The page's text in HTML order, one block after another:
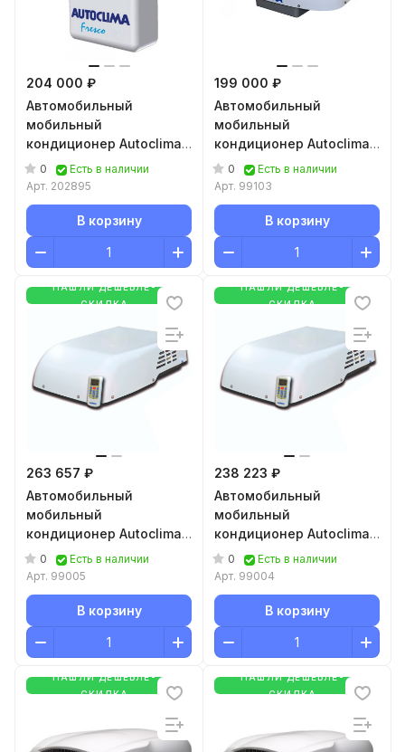
204 000 ₽
Автомобильный
мобильный
кондиционер Autoclima
Fresco 5000 Back 24В
0
Есть в наличии
Арт. 202895
В корзину
199 000 ₽
Автомобильный
мобильный
кондиционер Autoclima
Fresco 5000 RT 24В
0
Есть в наличии
Арт. 99103
В корзину
НАШЛИ ДЕШЕВЛЕ-
СКИДКА
263 657 ₽
Автомобильный
мобильный
кондиционер Autoclima
RTEH27
0
Есть в наличии
Арт. 99005
В корзину
НАШЛИ ДЕШЕВЛЕ-
СКИДКА
238 223 ₽
Автомобильный
мобильный
кондиционер Autoclima
RTEH21
0
Есть в наличии
Арт. 99004
В корзину
НАШЛИ ДЕШЕВЛЕ-
СКИДКА
НАШЛИ ДЕШЕВЛЕ-
СКИДКА